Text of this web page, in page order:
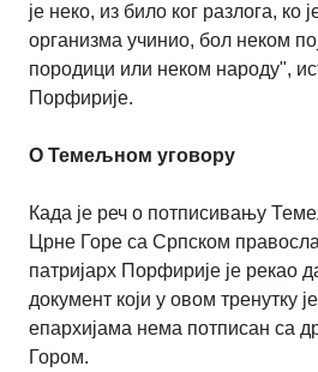
је неко, из било ког разлога, ко
организма учинио, бол неком
породици или неком народу",
Порфирије.
О Темељном уговору
Када је реч о потписивању
Црне Горе са Српском
патријарх Порфирије је рекао
документ који у овом тренутку
епархијама нема потписан са
Гором.